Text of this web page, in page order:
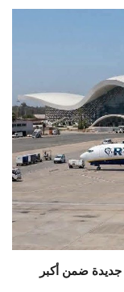
بـ 5 خطوط جوية جديدة ضمن أكبر